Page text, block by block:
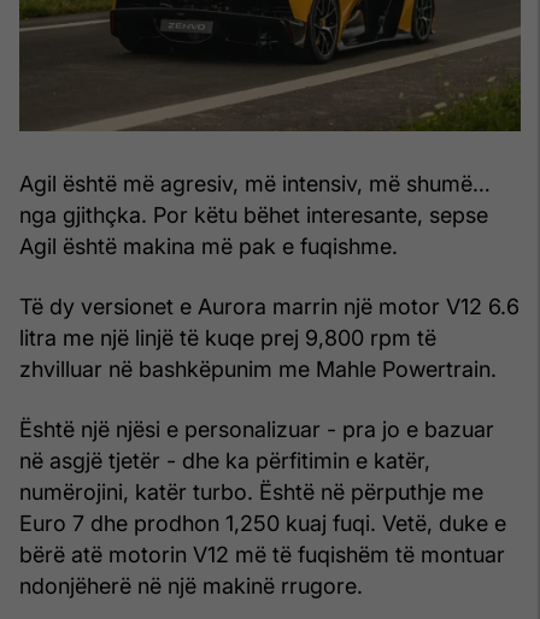
Agil është më agresiv, më intensiv, më shumë…
nga gjithçka. Por këtu bëhet interesante, sepse
Agil është makina më pak e fuqishme.
Të dy versionet e Aurora marrin një motor V12 6.6
litra me një linjë të kuqe prej 9,800 rpm të
zhvilluar në bashkëpunim me Mahle Powertrain.
Është një njësi e personalizuar - pra jo e bazuar
në asgjë tjetër - dhe ka përfitimin e katër,
numërojini, katër turbo. Është në përputhje me
Euro 7 dhe prodhon 1,250 kuaj fuqi. Vetë, duke e
bërë atë motorin V12 më të fuqishëm të montuar
ndonjëherë në një makinë rrugore.